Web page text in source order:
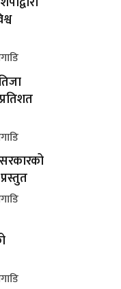
सरकारको